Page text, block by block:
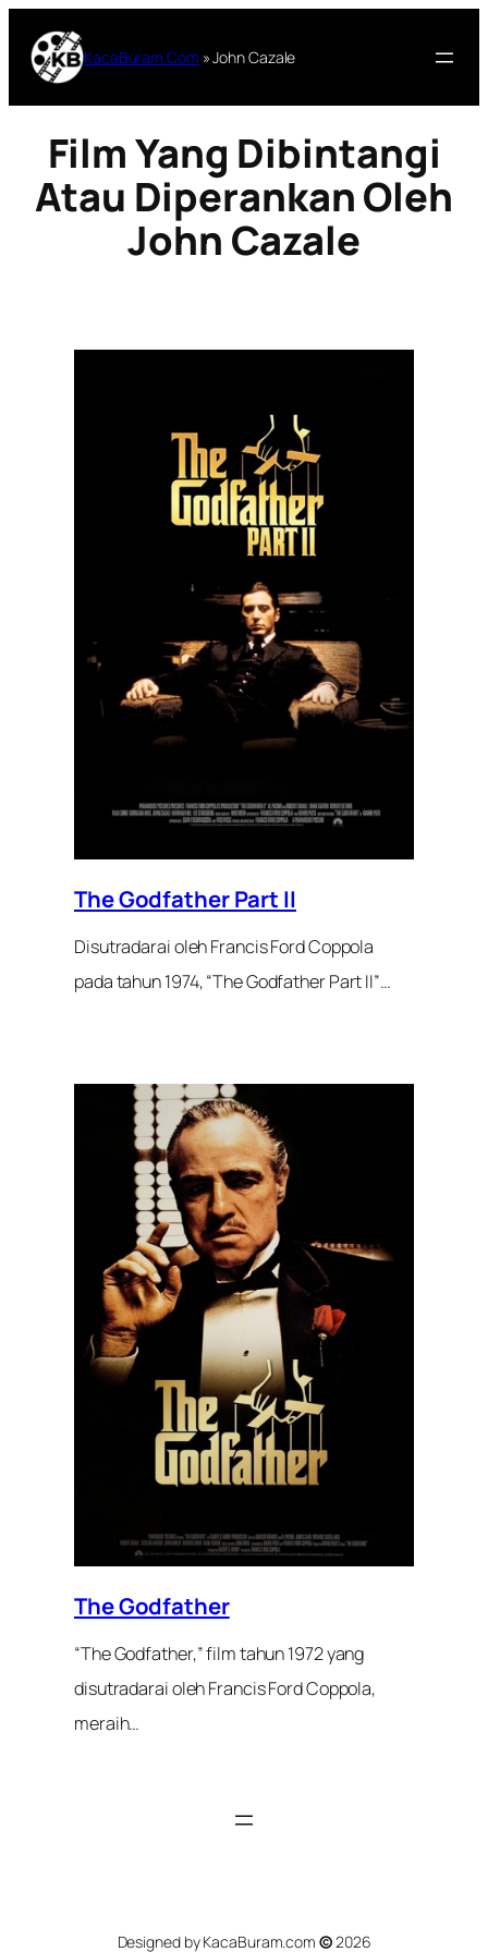
konten
KacaBuram.Com »John Cazale
Film Yang Dibintangi
Atau Diperankan Oleh
John Cazale
The Godfather Part II
Disutradarai oleh Francis Ford Coppola
pada tahun 1974, “The Godfather Part II”…
The Godfather
“The Godfather,” film tahun 1972 yang
disutradarai oleh Francis Ford Coppola,
meraih…
Designed by KacaBuram.com ©2026